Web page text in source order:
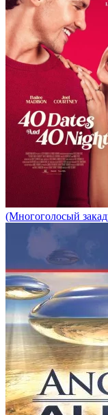
(Многоголосый